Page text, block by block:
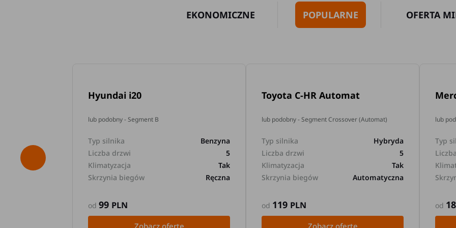
EKONOMICZNE POPULARNE OFERTA
Hyundai i20
lub podobny - Segment B
Typ silnika
Benzyna
Liczba drzwi
5
Klimatyzacja
Tak
Skrzynia biegów
Ręczna
od99 PLN
Zobacz ofertę
Toyota C-HR Automat
lub podobny - Segment Crossover (Automat)
Typ silnika
Hybryda
Liczba drzwi
5
Klimatyzacja
Tak
Skrzynia biegów
Automatyczna
od 119 PLN
Zobacz ofertę
lub
Typ
od